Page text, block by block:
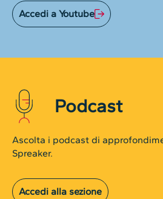
Accedi a Youtube
Podcast
Ascolta i podcast di
Spreaker.
Accedi alla sezione